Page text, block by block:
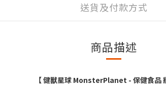
送貨及付款方式
商品描述
【 健獸星球 MonsterPlanet - 保健食品